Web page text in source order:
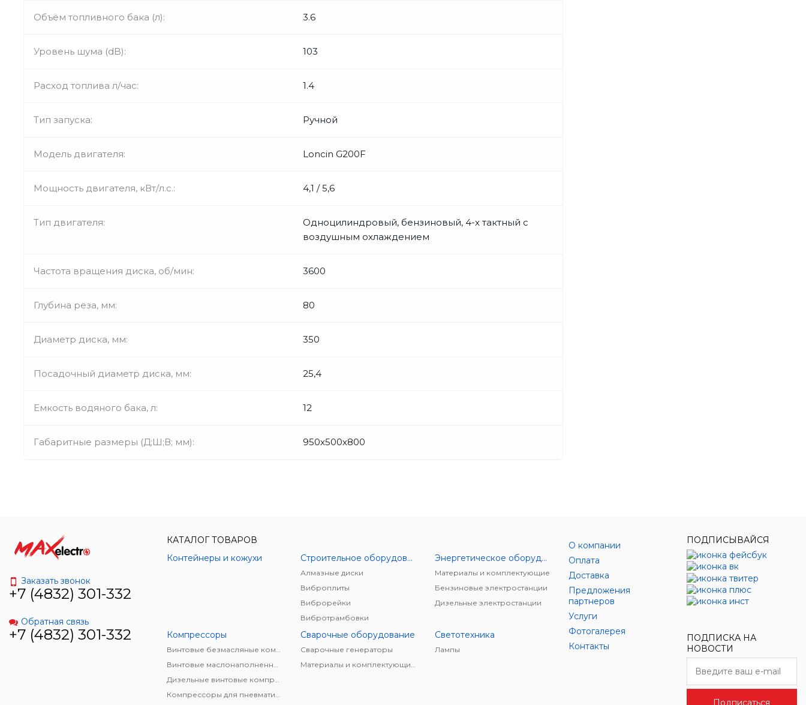
Объём топливного бака (л): 3.6
Уровень шума (dB): 103
Расход топлива л/час: 1.4
Тип запуска: Ручной
Модель двигателя: Loncin G200F
Мощность двигателя, кВт/л.с.: 4,1 / 5,6
Тип двигателя:
Одноцилиндровый, бензиновый, 4-х тактный с
воздушным охлаждением
Частота вращения диска, об/мин: 3600
Глубина реза, мм: 80
Диаметр диска, мм: 350
Посадочный диаметр диска, мм: 25,4
Емкость водяного бака, л: 12
Габаритные размеры (Д;Ш;В; мм): 950х500х800
Заказать звонок
+7 (4832) 301-332
Обратная связь
+7 (4832) 301-332
КАТАЛОГ ТОВАРОВ
Контейнеры и кожухи
Строительное оборудование
Алмазные диски
Виброплиты
Виброрейки
Вибротрамбовки
Энергетическое оборудование
Материалы и комплектующие
Бензиновые электростанции
Дизельные электростанции
Компрессоры Сварочные оборудование
Cварочные генераторы
Светотехника
Лампы
О компании
Оплата
Доставка
Предложения
партнеров
Услуги
Фотогалерея
Контакты
ПОДПИСЫВАЙСЯ
ПОДПИСКА НА
НОВОСТИ